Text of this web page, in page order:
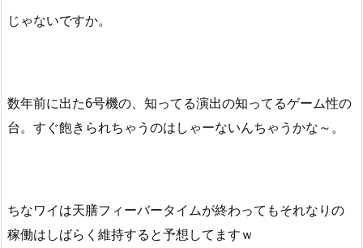
じゃないですか。
数年前に出た6号機の、知ってる演出の知ってるゲーム性の
台。すぐ飽きられちゃうのはしゃーないんちゃうかな～。
ちなワイは天膳フィーバータイムが終わってもそれなりの
稼働はしばらく維持すると予想してますｗ